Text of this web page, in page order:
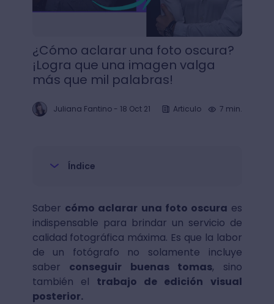
¿Cómo aclarar una foto oscura?
¡Logra que una imagen valga
más que mil palabras!
Juliana Fantino- 18 Oct 21 Articulo 7 min.
Índice
Saber cómo aclarar una foto oscura es
indispensable para brindar un servicio de
calidad fotográfica máxima. Es que la labor
de un fotógrafo no solamente incluye
saber conseguir buenas tomas, sino
también el trabajo de edición visual
posterior.